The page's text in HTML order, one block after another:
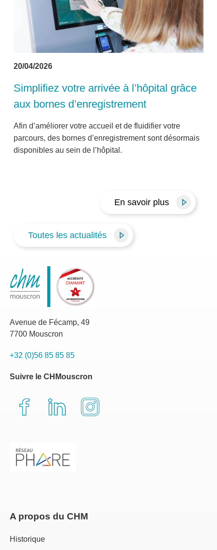
20/04/2026
Simplifiez votre arrivée à l’hôpital grâce
aux bornes d’enregistrement
Afin d’améliorer votre accueil et de fluidifier votre
parcours, des bornes d’enregistrement sont désormais
disponibles au sein de l’hôpital.
En savoir plus
Toutes les actualités
Avenue de Fécamp, 49
7700 Mouscron
+32 (0)56 85 85 85
Suivre le CHMouscron
A propos du CHM
Historique